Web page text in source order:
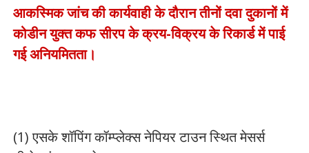
आकस्मिक जांच की कार्यवाही के दौरान तीनों दवा दुकानों में
कोडीन युक्त कफ सीरप के क्रय-विक्रय के रिकार्ड में पाई
गई अनियमितता।
(1) एसके शॉपिंग कॉम्प्लेक्स नेपियर टाउन स्थित मेसर्स